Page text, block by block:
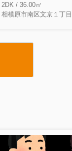
2DK / 36.00㎡
相模原市南区文京１丁目